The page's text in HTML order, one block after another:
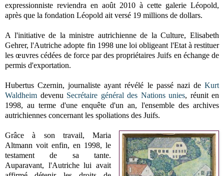
expressionniste reviendra en août 2010 à cette galerie Léopold,
après que la fondation Léopold ait versé 19 millions de dollars.
A l'initiative de la ministre autrichienne de la Culture, Elisabeth
Gehrer, l'Autriche adopte fin 1998 une loi obligeant l'Etat à restituer
les œuvres cédées de force par des propriétaires Juifs en échange de
permis d'exportation.
Hubertus Czernin, journaliste ayant révélé le passé nazi de Kurt
Waldheim devenu Secrétaire général des Nations unies, réunit en
1998, au terme d'une enquête d'un an, l'ensemble des archives
autrichiennes concernant les spoliations des Juifs.
Grâce à son travail, Maria
Altmann voit enfin, en 1998, le
testament de sa tante.
Auparavant, l'Autriche lui avait